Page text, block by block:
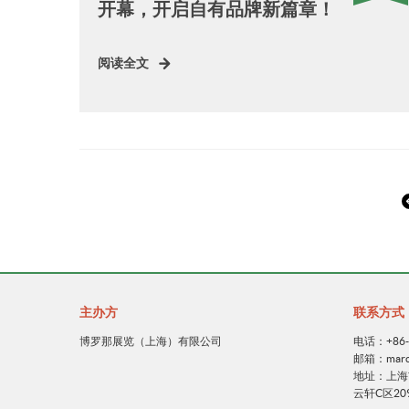
开幕，开启自有品牌新篇章！
阅读全文
主办方
博罗那展览（上海）有限公司
联系方式
电话：
邮箱：
地址：上
云轩C区